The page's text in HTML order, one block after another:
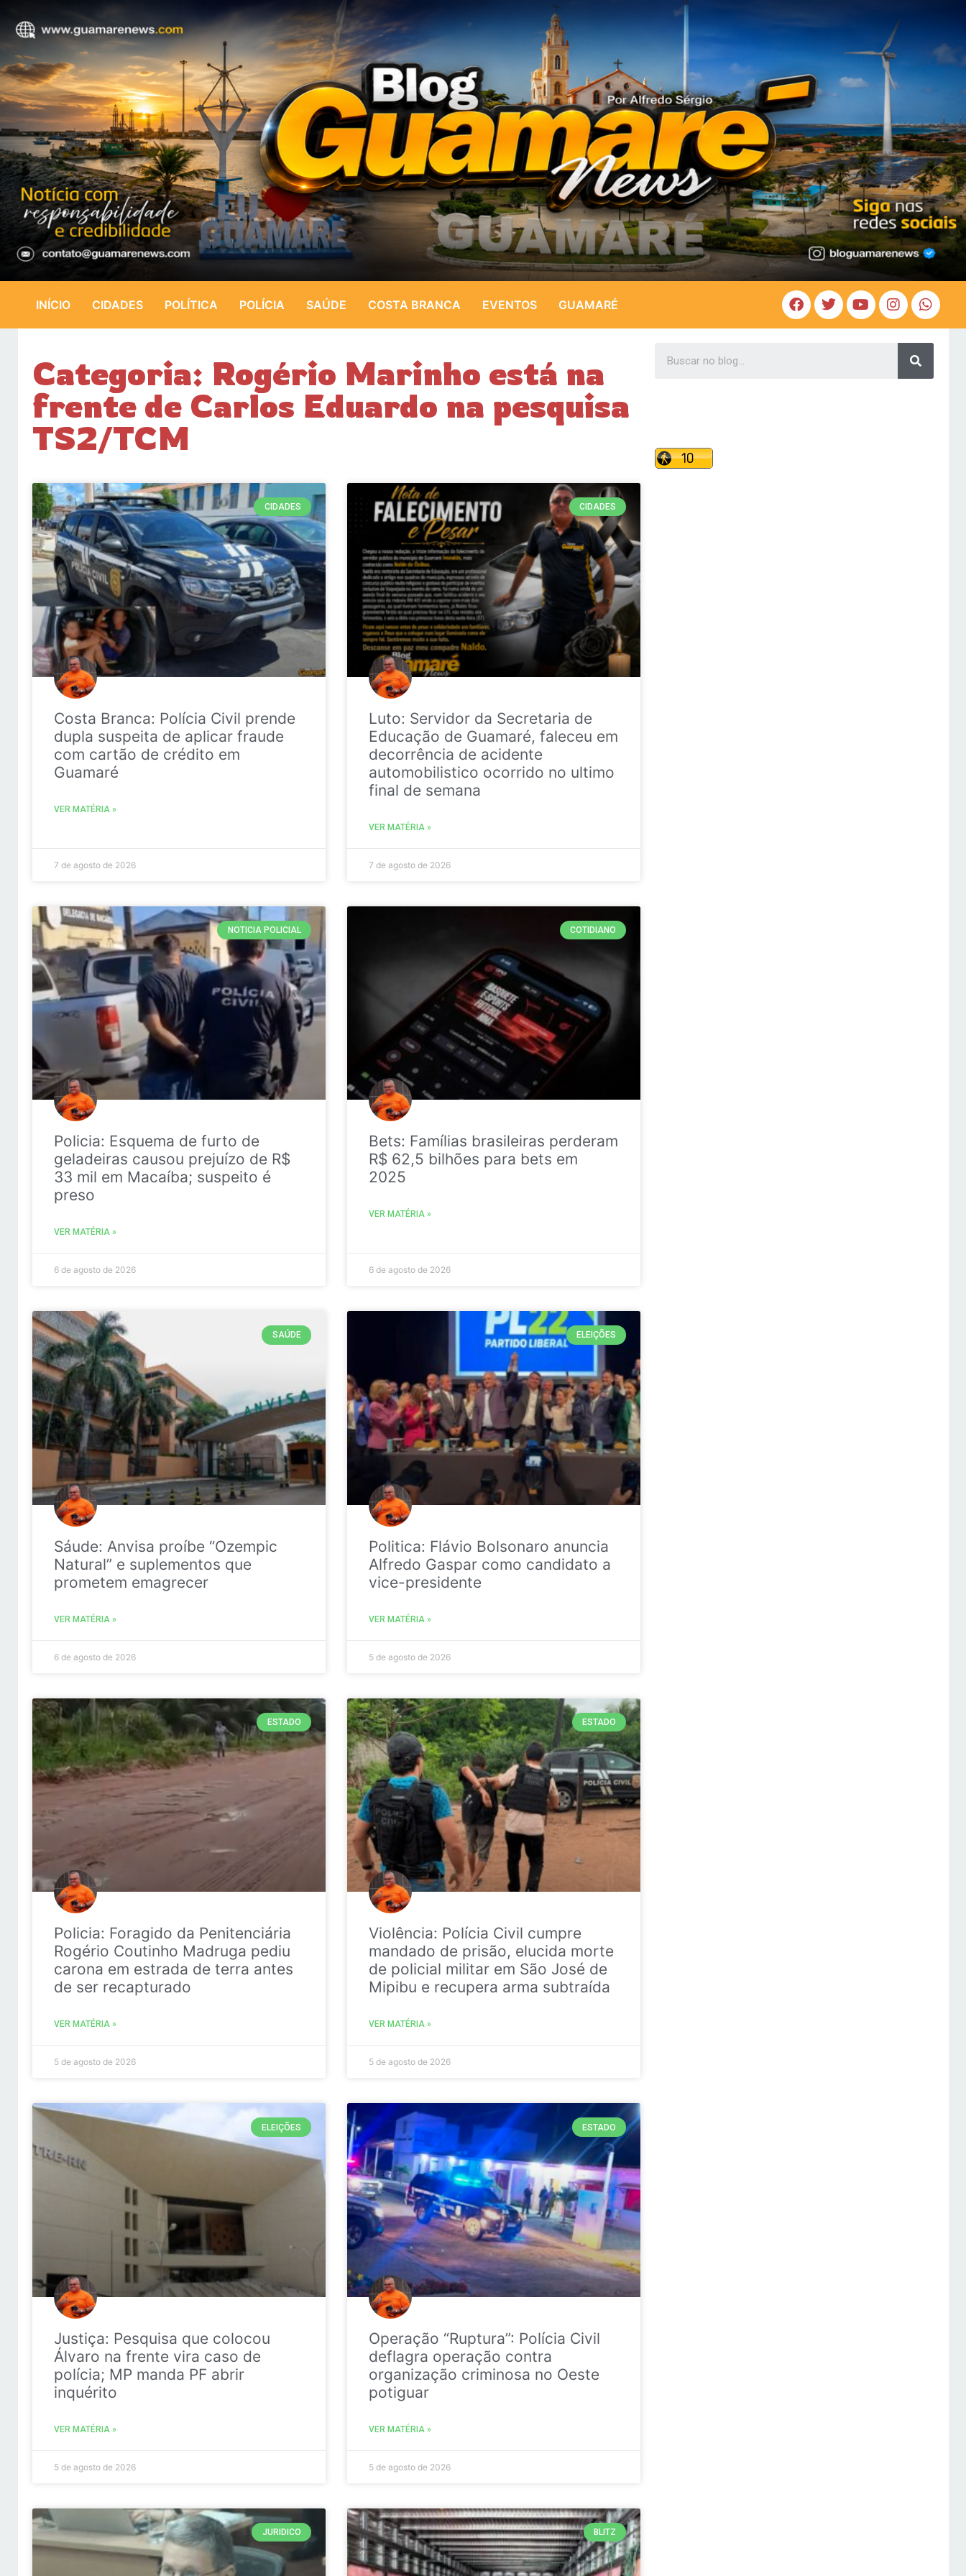
INÍCIO CIDADES POLÍTICA POLÍCIA SAÚDE COSTA BRANCA EVENTOS GUAMARÉ
Categoria: Rogério Marinho está na
frente de Carlos Eduardo na pesquisa
TS2/TCM
CIDADES
Costa Branca: Polícia Civil prende
dupla suspeita de aplicar fraude
com cartão de crédito em
Guamaré
VER MATÉRIA »
7 de agosto de 2026
CIDADES
Luto: Servidor da Secretaria de
Educação de Guamaré, faleceu em
decorrência de acidente
automobilistico ocorrido no ultimo
final de semana
VER MATÉRIA »
7 de agosto de 2026
NOTICIA POLICIAL
Policia: Esquema de furto de
geladeiras causou prejuízo de R$
33 mil em Macaíba; suspeito é
preso
VER MATÉRIA »
6 de agosto de 2026
COTIDIANO
Bets: Famílias brasileiras perderam
R$ 62,5 bilhões para bets em
2025
VER MATÉRIA »
6 de agosto de 2026
SAÚDE
Sáude: Anvisa proíbe “Ozempic
Natural” e suplementos que
prometem emagrecer
VER MATÉRIA »
6 de agosto de 2026
ELEIÇÕES
Politica: Flávio Bolsonaro anuncia
Alfredo Gaspar como candidato a
vice-presidente
VER MATÉRIA »
5 de agosto de 2026
ESTADO
Policia: Foragido da Penitenciária
Rogério Coutinho Madruga pediu
carona em estrada de terra antes
de ser recapturado
VER MATÉRIA »
5 de agosto de 2026
ESTADO
Violência: Polícia Civil cumpre
mandado de prisão, elucida morte
de policial militar em São José de
Mipibu e recupera arma subtraída
VER MATÉRIA »
5 de agosto de 2026
ELEIÇÕES
Justiça: Pesquisa que colocou
Álvaro na frente vira caso de
polícia; MP manda PF abrir
inquérito
VER MATÉRIA »
5 de agosto de 2026
ESTADO
Operação “Ruptura”: Polícia Civil
deflagra operação contra
organização criminosa no Oeste
potiguar
VER MATÉRIA »
5 de agosto de 2026
JURIDICO BLITZ